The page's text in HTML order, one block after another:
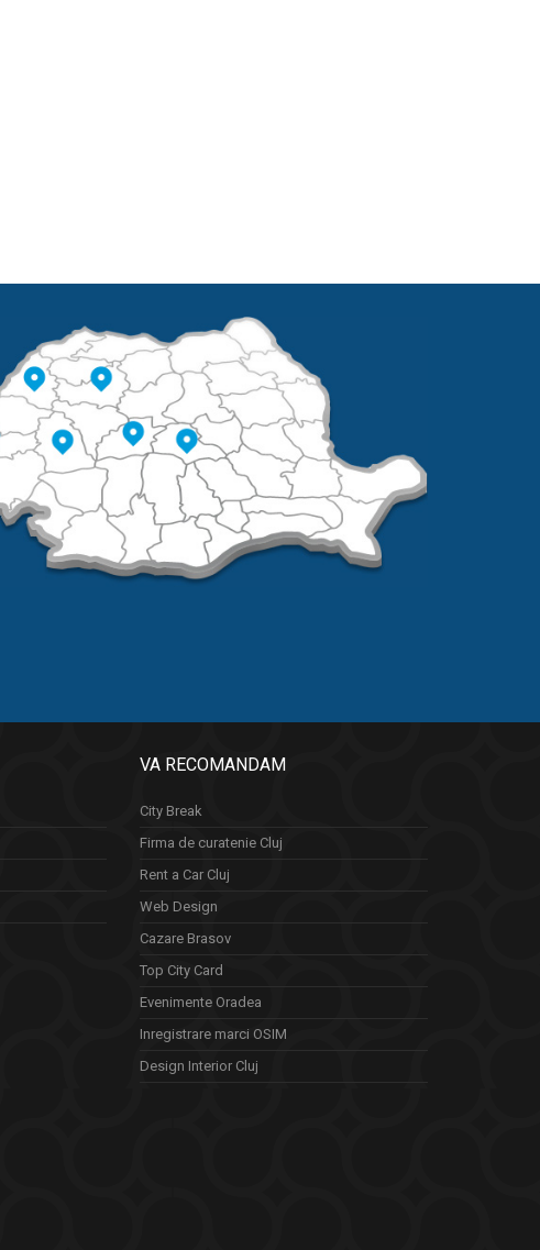
VA RECOMANDAM
City Break
Firma de curatenie Cluj
Rent a Car Cluj
Web Design
Cazare Brasov
Top City Card
Evenimente Oradea
Inregistrare marci OSIM
Design Interior Cluj